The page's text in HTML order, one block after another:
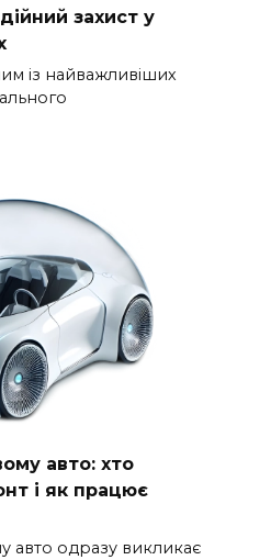
захист у
із найважливіших
авто: хто
і як працює
авто одразу викликає